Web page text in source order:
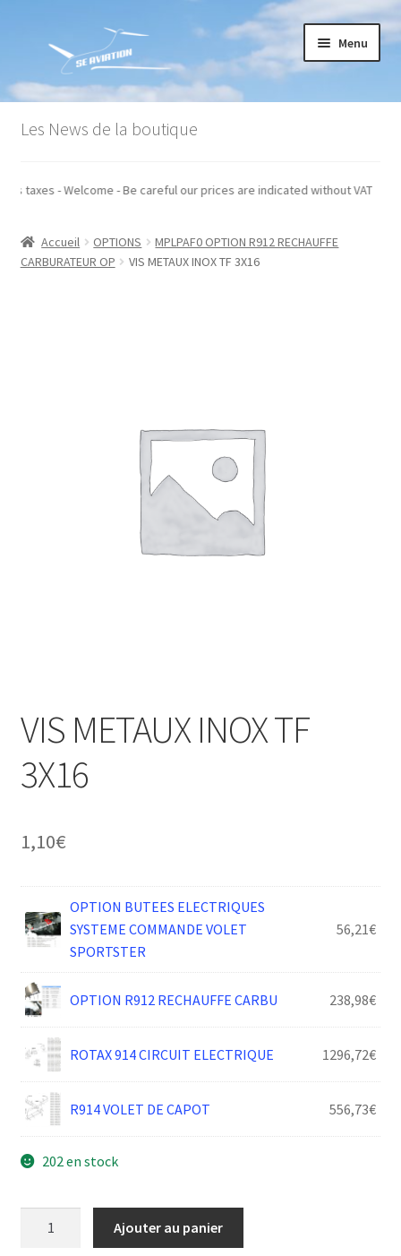
la
navigation
contenu
Menu
Accueil
Conditions générales de vente
Mon compte
Les News de la boutique
hors taxes - Welcome - Be careful our prices are indicated without VAT
Accueil OPTIONS
MPLPAF0 OPTION R912 RECHAUFFE
CARBURATEUR OP
VIS METAUX INOX TF 3X16
VIS METAUX INOX TF
3X16
1,10€
OPTION BUTEES ELECTRIQUES
SYSTEME COMMANDE VOLET
SPORTSTER
56,21€
OPTION R912 RECHAUFFE CARBU 238,98€
ROTAX 914 CIRCUIT ELECTRIQUE 1296,72€
R914 VOLET DE CAPOT 556,73€
202 en stock
Ajouter au panier